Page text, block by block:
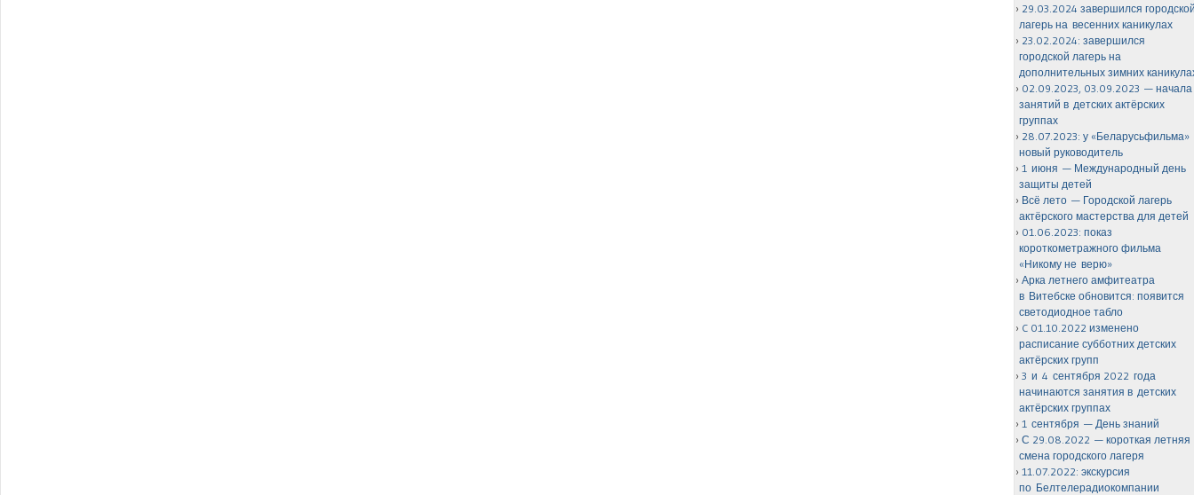
29.03.2024 завершился
лагерь на весенних каникулах
23.02.2024: завершился
городской лагерь на
дополнительных зимних
02.09.2023, 03.09.2023 — начала
занятий в детских актёрских
группах
28.07.2023: у «Беларусьфильма»
новый руководитель
1 июня — Международный день
защиты детей
Всё лето — Городской лагерь
актёрского мастерства для детей
01.06.2023: показ
короткометражного фильма
«Никому не верю»
Арка летнего амфитеатра
в Витебске обновится: появится
светодиодное табло
C 01.10.2022 изменено
расписание субботних детских
актёрских групп
3 и 4 сентября 2022 года
начинаются занятия в детских
актёрских группах
1 сентября — День знаний
С 29.08.2022 — короткая летняя
смена городского лагеря
11.07.2022: экскурсия
по Белтелерадиокомпании